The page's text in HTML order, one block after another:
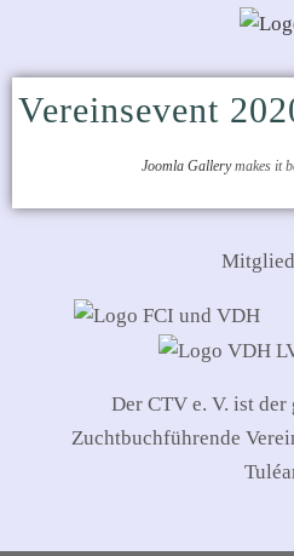
Vereinsevent
Joomla Gallerymakes it
Der CTV e. V. ist der
Zuchtbuchführende